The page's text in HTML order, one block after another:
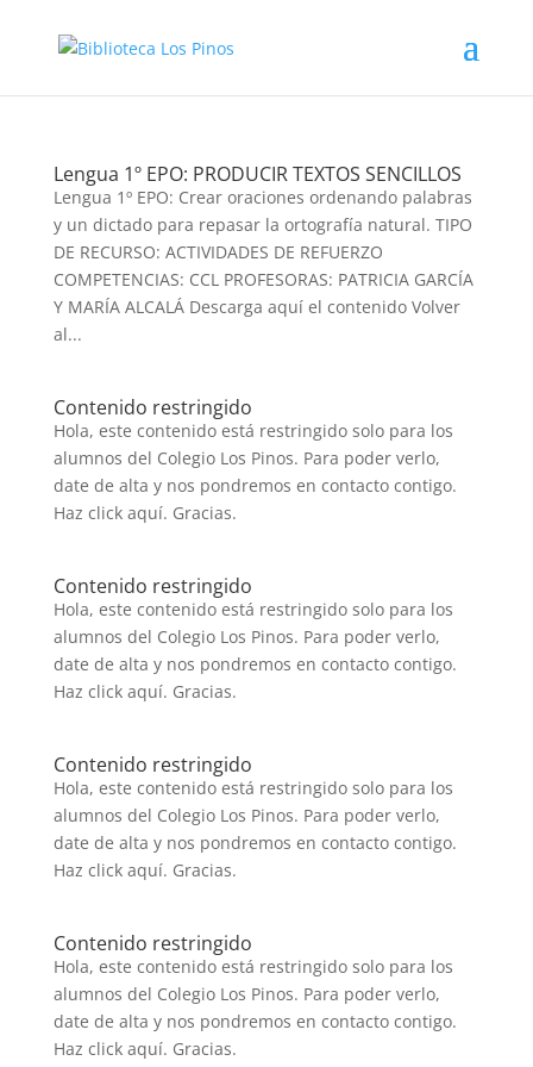
Lengua 1º EPO: PRODUCIR TEXTOS SENCILLOS
Lengua 1º EPO: Crear oraciones ordenando palabras
y un dictado para repasar la ortografía natural. TIPO
DE RECURSO: ACTIVIDADES DE REFUERZO
COMPETENCIAS: CCL PROFESORAS: PATRICIA GARCÍA
Y MARÍA ALCALÁ Descarga aquí el contenido Volver
al...
Contenido restringido
Hola, este contenido está restringido solo para los
alumnos del Colegio Los Pinos. Para poder verlo,
date de alta y nos pondremos en contacto contigo.
Haz click aquí. Gracias.
Contenido restringido
Hola, este contenido está restringido solo para los
alumnos del Colegio Los Pinos. Para poder verlo,
date de alta y nos pondremos en contacto contigo.
Haz click aquí. Gracias.
Contenido restringido
Hola, este contenido está restringido solo para los
alumnos del Colegio Los Pinos. Para poder verlo,
date de alta y nos pondremos en contacto contigo.
Haz click aquí. Gracias.
Contenido restringido
Hola, este contenido está restringido solo para los
alumnos del Colegio Los Pinos. Para poder verlo,
date de alta y nos pondremos en contacto contigo.
Haz click aquí. Gracias.